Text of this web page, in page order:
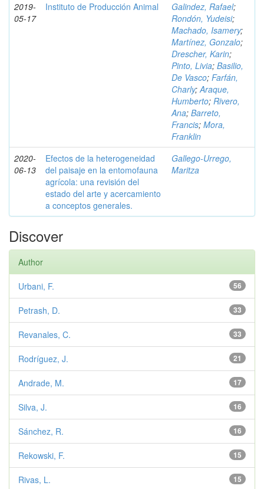
2019-
05-17
Instituto de Producción Animal Galindez, Rafael;
Rondón, Yudeisi;
Machado, Isamery;
Martínez, Gonzalo;
Drescher, Karin;
Pinto, Livia; Basilio,
De Vasco; Farfán,
Charly;Araque,
Humberto; Rivero,
Ana; Barreto,
Francis; Mora,
Franklin
2020-
06-13
Efectos de la heterogeneidad
del paisaje en la entomofauna
agrícola: una revisión del
estado del arte y acercamiento
a conceptos generales.
Gallego-Urrego,
Maritza
Discover
Author
56
Urbani, F.
33
Petrash, D.
33
Revanales, C.
21
Rodríguez, J.
17
Andrade, M.
16
Silva, J.
16
Sánchez, R.
15
Rekowski, F.
15
Rivas, L.